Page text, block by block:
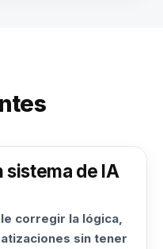
sistema de IA
corregir la lógica,
sin tener